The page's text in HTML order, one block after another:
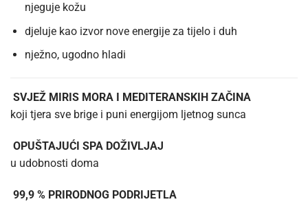
njeguje kožu
djeluje kao izvor nove energije za tijelo i duh
nježno, ugodno hladi
SVJEŽ MIRIS MORA I MEDITERANSKIH ZAČINA
koji tjera sve brige i puni energijom ljetnog sunca
OPUŠTAJUĆI SPA DOŽIVLJAJ
u udobnosti doma
99,9 % PRIRODNOG PODRIJETLA